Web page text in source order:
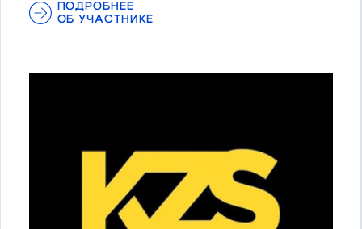
ПОДРОБНЕЕ
ОБ УЧАСТНИКЕ